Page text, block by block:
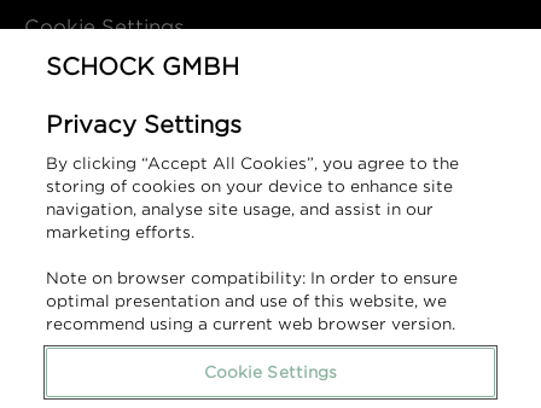
Cookie Settings
SCHOCK GmbH
Hofbauerstraße 1
94209 Regen
Německo
T (DE): +49 9921 600-0
T (SK): +421 910 177 843
SCHOCK GMBH
Privacy Settings
By clicking “Accept All Cookies”, you agree to the
storing of cookies on your device to enhance site
navigation, analyse site usage, and assist in our
marketing efforts.
Note on browser compatibility: In order to ensure
optimal presentation and use of this website, we
recommend using a current web browser version.
Cookie Settings